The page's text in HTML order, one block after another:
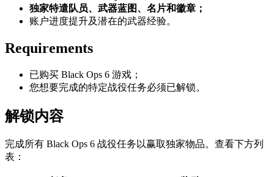
独家特遣队员、武器蓝图、名片和徽章；
账户进度提升及潜在的武器经验。
Requirements
已购买 Black Ops 6 游戏；
您想要完成的特定战役任务必须已解锁。
解锁内容
完成所有 Black Ops 6 战役任务以赢取独家物品。查看下方列
表：